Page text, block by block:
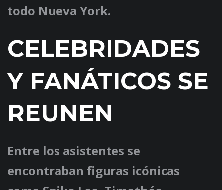
todo Nueva York.
CELEBRIDADES
Y FANÁTICOS SE
REUNEN
Entre los asistentes se
encontraban figuras icónicas